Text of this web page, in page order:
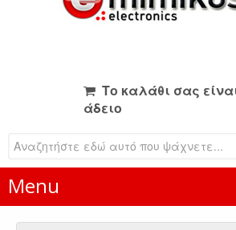
Το καλάθι σας
άδειο
Menu